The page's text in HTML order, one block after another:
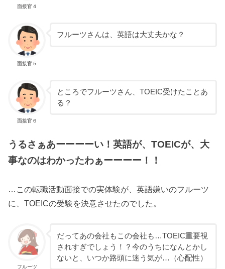
面接官４
面接官５
フルーツさんは、英語は大丈夫かな？
面接官６
ところでフルーツさん、TOEIC受けたことあ
る？
うるさぁあーーーーい！英語が、TOEICが、大
事なのはわかったわぁーーーー！！
…この転職活動面接での実体験が、英語嫌いのフルーツ
に、TOEICの受験を決意させたのでした。
フルーツ
だってあの会社もこの会社も…TOEIC重要視
されすぎでしょう！？今のうちになんとかし
ないと、いつか路頭に迷う気が…（心配性）